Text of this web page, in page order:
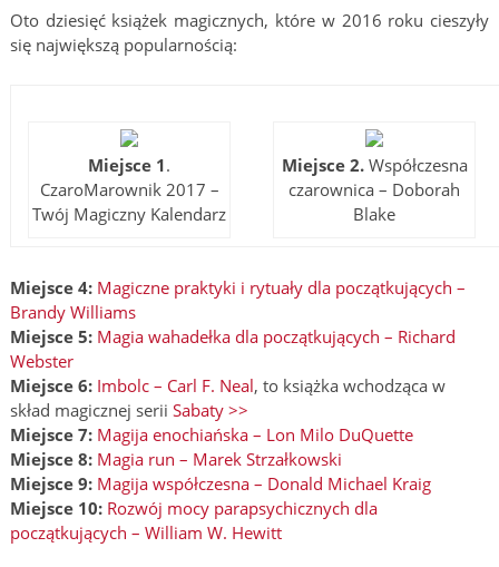
Oto dziesięć książek magicznych, które w 2016 roku cieszyły
się największą popularnością:
Miejsce 1.
CzaroMarownik 2017 –
Twój Magiczny Kalendarz
Miejsce 2.Współczesna
czarownica – Doborah
Blake
Miejsce 4: Magiczne praktyki i rytuały dla początkujących –
Brandy Williams
Miejsce 5: Magia wahadełka dla początkujących – Richard
Webster
Miejsce 6: Imbolc – Carl F. Neal, to książka wchodząca w
skład magicznej serii Sabaty >>
Miejsce 7: Magija enochiańska – Lon Milo DuQuette
Miejsce 8: Magia run – Marek Strzałkowski
Miejsce 9: Magija współczesna – Donald Michael Kraig
Miejsce 10: Rozwój mocy parapsychicznych dla
początkujących – William W. Hewitt